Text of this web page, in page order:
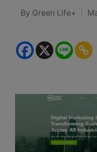
Posted
By Green Life+